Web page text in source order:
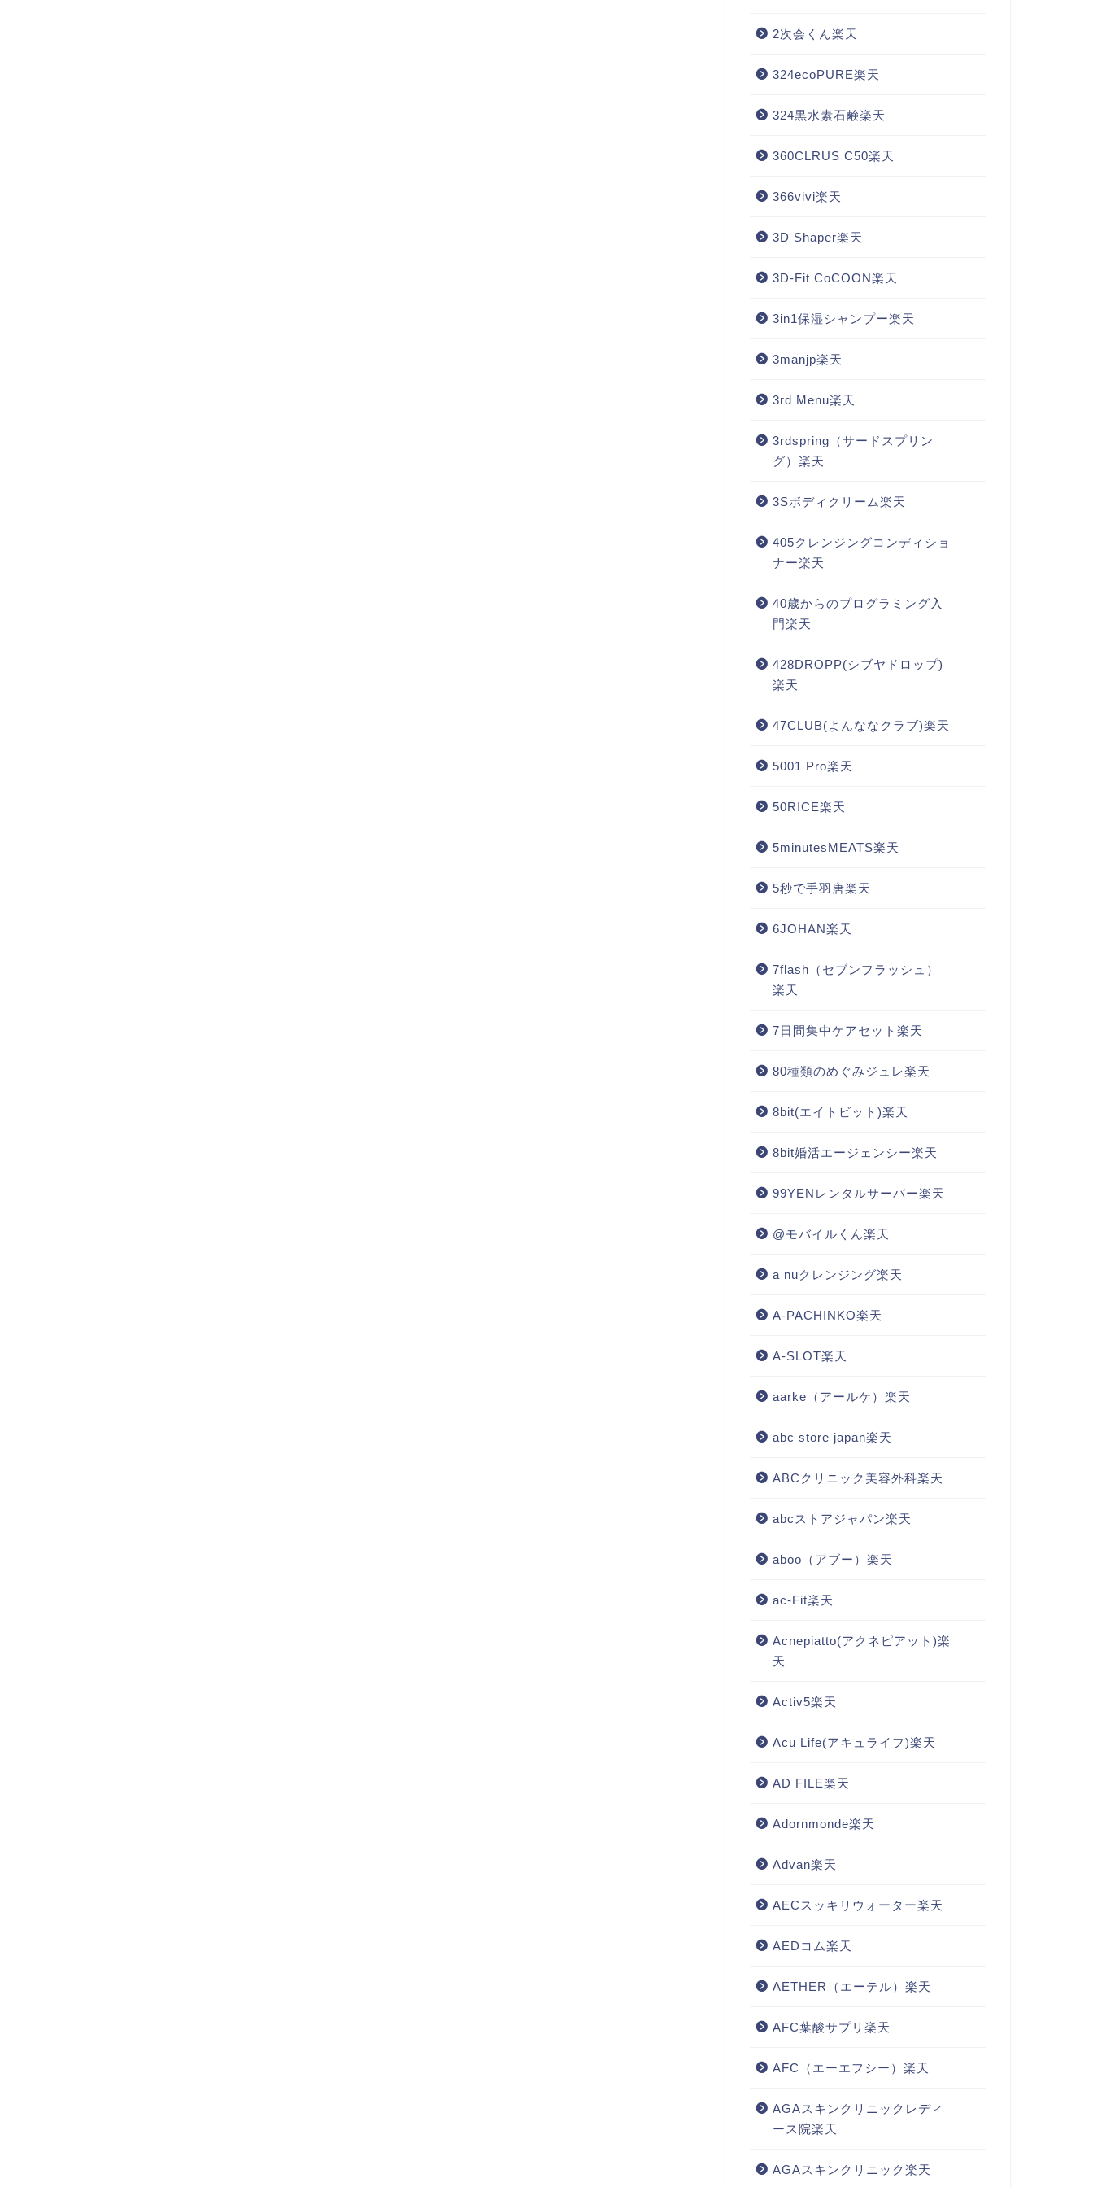
2次会くん楽天
324ecoPURE楽天
324黒水素石鹸楽天
360CLRUS C50楽天
366vivi楽天
3D Shaper楽天
3D-Fit CoCOON楽天
3in1保湿シャンプー楽天
3manjp楽天
3rd Menu楽天
3rdspring（サードスプリン
グ）楽天
3Sボディクリーム楽天
405クレンジングコンディショ
ナー楽天
40歳からのプログラミング入
門楽天
428DROPP(シブヤドロップ)
楽天
47CLUB(よんななクラブ)楽天
5001 Pro楽天
50RICE楽天
5minutesMEATS楽天
5秒で手羽唐楽天
6JOHAN楽天
7flash（セブンフラッシュ）
楽天
7日間集中ケアセット楽天
80種類のめぐみジュレ楽天
8bit(エイトビット)楽天
8bit婚活エージェンシー楽天
99YENレンタルサーバー楽天
@モバイルくん楽天
a nuクレンジング楽天
A-PACHINKO楽天
A-SLOT楽天
aarke（アールケ）楽天
abc store japan楽天
ABCクリニック美容外科楽天
abcストアジャパン楽天
aboo（アブー）楽天
ac-Fit楽天
Acnepiatto(アクネピアット)楽
天
Activ5楽天
Acu Life(アキュライフ)楽天
AD FILE楽天
Adornmonde楽天
Advan楽天
AECスッキリウォーター楽天
AEDコム楽天
AETHER（エーテル）楽天
AFC葉酸サプリ楽天
AFC（エーエフシー）楽天
AGAスキンクリニックレディ
ース院楽天
AGAスキンクリニック楽天